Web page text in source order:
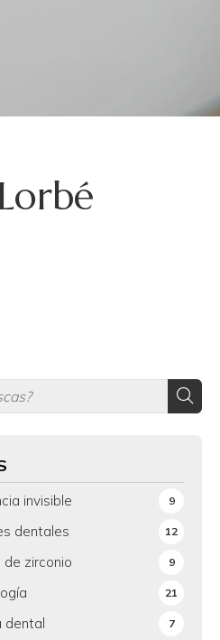
invisible 9
dentales 12
de zirconio 9
21
dental 7